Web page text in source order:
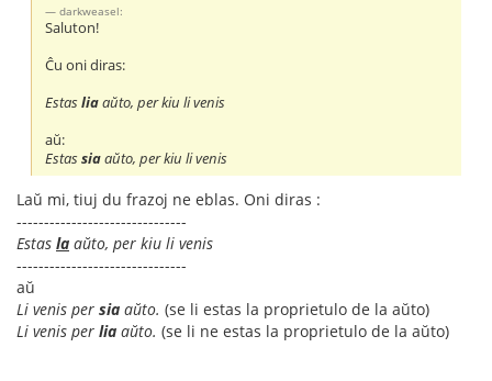
darkweasel:
Saluton!
Ĉu oni diras:
Estasliaaŭto, per kiu li venis
aŭ:
Estassiaaŭto, per kiu li venis
Laŭ mi, tiuj du frazoj ne eblas. Oni diras :
-------------------------------
Estas la aŭto, per kiu li venis
-------------------------------
aŭ
Li venis per sia aŭto. (se li estas la proprietulo de la aŭto)
Li venis per lia aŭto. (se li ne estas la proprietulo de la aŭto)